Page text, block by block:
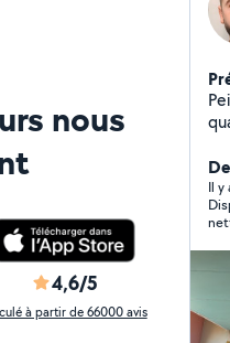
nous
4,6/5
à partir de 66000 avis
qualité Bonjour,
de
bandes
Il y